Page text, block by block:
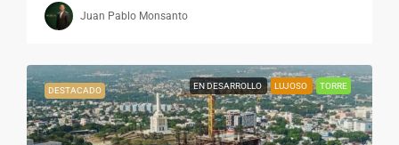
Juan Pablo Monsanto
DESTACADO EN DESARROLLO LUJOSO TORRE